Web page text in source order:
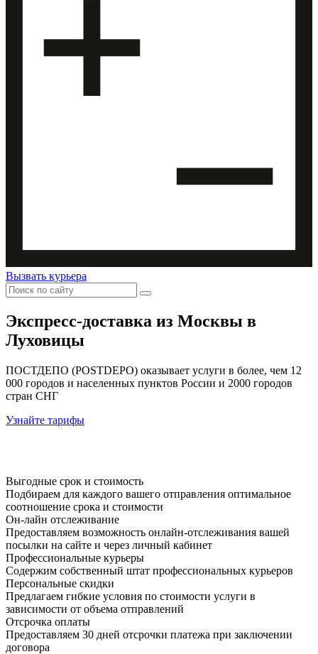
Вызвать курьера
Экспресс-доставка из Москвы в
Луховицы
ПОСТДЕПО (POSTDEPO) оказывает услуги в более, чем 12
000 городов и населенных пунктов России и 2000 городов
стран СНГ
Узнайте тарифы
Выгодные срок и стоимость
Подбираем для каждого вашего отправления оптимальное
соотношение срока и стоимости
Он-лайн отслеживание
Предоставляем возможность онлайн-отслеживания вашей
посылки на сайте и через личный кабинет
Профессиональные курьеры
Содержим собственный штат профессиональных курьеров
Персональные скидки
Предлагаем гибкие условия по стоимости услуги в
зависимости от объема отправлений
Отсрочка оплаты
Предоставляем 30 дней отсрочки платежа при заключении
договора